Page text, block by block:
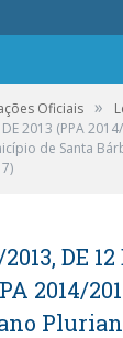
Oficiais »
DE 2013 (PPA
de Santa
DE
2014/